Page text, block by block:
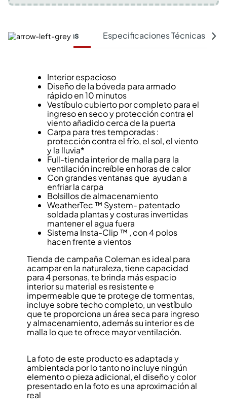
Características Especificaciones Técnicas
Interior espacioso
Diseño de la bóveda para armado
rápido en 10 minutos
Vestíbulo cubierto por completo para el
ingreso en seco y protección contra el
viento añadido cerca de la puerta
Carpa para tres temporadas :
protección contra el frío, el sol, el viento
y la lluvia*
Full-tienda interior de malla para la
ventilación increíble en horas de calor
Con grandes ventanas que ayudan a
enfriar la carpa
Bolsillos de almacenamiento
WeatherTec ™ System- patentado
soldada plantas y costuras invertidas
mantener el agua fuera
Sistema Insta-Clip ™ , con 4 polos
hacen frente a vientos
Tienda de campaña Coleman es ideal para
acampar en la naturaleza, tiene capacidad
para 4 personas, te brinda más espacio
interior su material es resistente e
impermeable que te protege de tormentas,
incluye sobre techo completo, un vestíbulo
que te proporciona un área seca para ingreso
y almacenamiento, además su interior es de
malla lo que te ofrece mayor ventilación.
La foto de este producto es adaptada y
ambientada por lo tanto no incluye ningún
elemento o pieza adicional, el diseño y color
presentado en la foto es una aproximación al
real